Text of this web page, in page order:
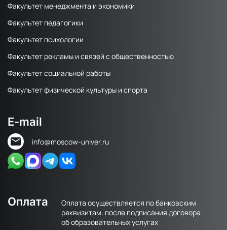
Факультет менеджмента и экономики
Факультет педагогики
Факультет психологии
Факультет рекламы и связей с общественностью
Факультет социальной работы
Факультет физической культуры и спорта
E-mail
info@moscow-univer.ru
Оплата
Оплата осуществляется по банковским
реквизитам, после подписания договора
об образовательных услугах